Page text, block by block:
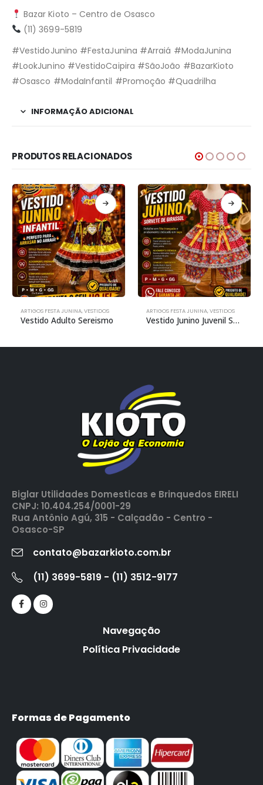
Bazar Kioto – Centro de Osasco
(11) 3699-5819
#VestidoJunino #FestaJunina #Arraiá #ModaJunina
#LookJunino #VestidoCaipira #SãoJoão #BazarKioto
#Osasco #ModaInfantil #Promoção #Quadrilha
INFORMAÇÃO ADICIONAL
PRODUTOS RELACIONADOS
ARTIGOS FESTA JUNINA,VESTIDOS
Vestido Adulto Sereismo
ARTIGOS FESTA JUNINA,VESTIDOS
Vestido Junino Juvenil Sorvete De Girassol
Biglar Utilidades Domesticas e Brinquedos EIRELI
CNPJ: 10.404.254/0001-29
Rua Antônio Agú, 315 - Calçadão - Centro -
Osasco-SP
contato@bazarkioto.com.br
(11) 3699-5819 - (11) 3512-9177
Navegação
Política Privacidade
Formas de Pagamento